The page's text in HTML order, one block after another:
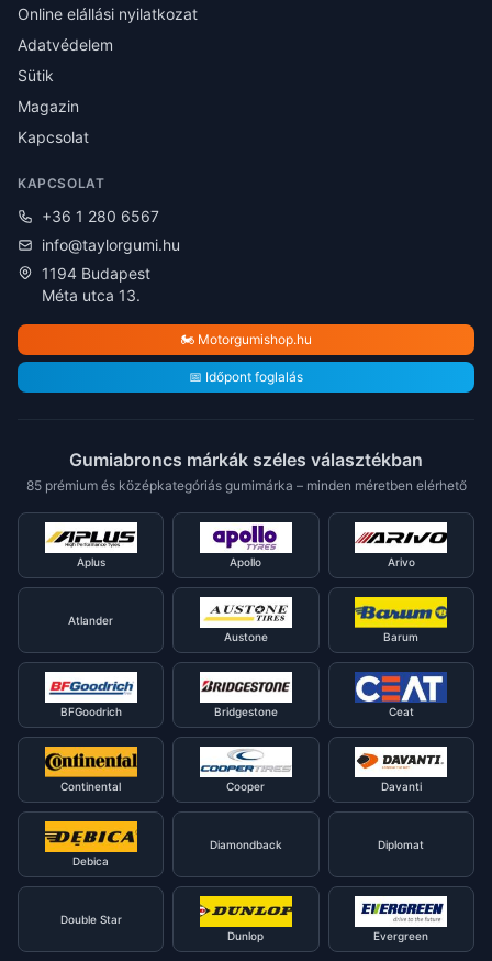
Online elállási nyilatkozat
Adatvédelem
Sütik
Magazin
Kapcsolat
KAPCSOLAT
+36 1 280 6567
info@taylorgumi.hu
1194 Budapest
Méta utca 13.
🏍️ Motorgumishop.hu
📅 Időpont foglalás
Gumiabroncs márkák széles választékban
85 prémium és középkategóriás gumimárka – minden méretben elérhető
Aplus Apollo Arivo
Atlander
Austone
Barum
BFGoodrich Bridgestone Ceat
Continental Cooper Davanti
Debica
Diamondback Diplomat
Double Star
Dunlop
Evergreen